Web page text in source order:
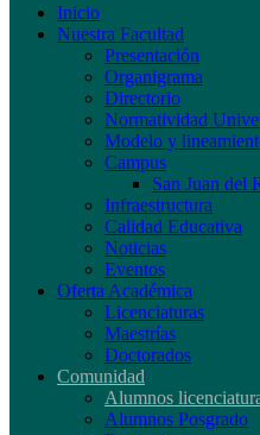
Inicio
Nuestra Facultad
Presentación
Organigrama
Directorio
Normatividad
Modelo y
Campus
San Juan del
Infraestructura
Calidad Educativa
Noticias
Eventos
Oferta Académica
Licenciaturas
Maestrías
Doctorados
Comunidad
Alumnos
Alumnos Posgrado